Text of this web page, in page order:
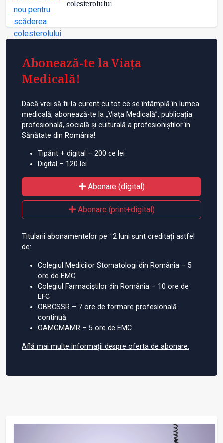
colesterolului
Abonează-te la Viața
Medicală!
Dacă vrei să fii la curent cu tot ce se întâmplă în lumea
medicală, abonează-te la „Viața Medicală”, publicația
profesională, socială și culturală a profesioniștilor în
Sănătate din România!
Tipărit + digital – 200 de lei
Digital – 120 lei
Abonare (digital)
Abonare (print+digital)
Titularii abonamentelor pe 12 luni sunt creditați astfel
de:
Colegiul Medicilor Stomatologi din România – 5
ore de EMC
Colegiul Farmaciștilor din România – 10 ore de
EFC
OBBCSSR – 7 ore de formare profesională
continuă
OAMGMAMR – 5 ore de EMC
Află mai multe informații despre oferta de abonare.